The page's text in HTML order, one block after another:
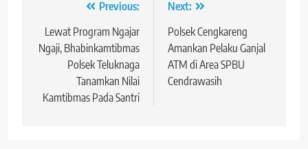
Navigasi
pos
Previous:
Lewat Program Ngajar
Ngaji, Bhabinkamtibmas
Polsek Teluknaga
Tanamkan Nilai
Kamtibmas Pada Santri
Next:
Polsek Cengkareng
Amankan Pelaku Ganjal
ATM di Area SPBU
Cendrawasih